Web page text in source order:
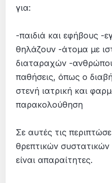
για:
-παιδιά και εφήβους -
θηλάζουν -άτομα με
διαταραχών -
παθήσεις, όπως ο
στενή ιατρική και
παρακολούθηση
Σε αυτές τις
θρεπτικών συστατικών
είναι απαραίτητες.